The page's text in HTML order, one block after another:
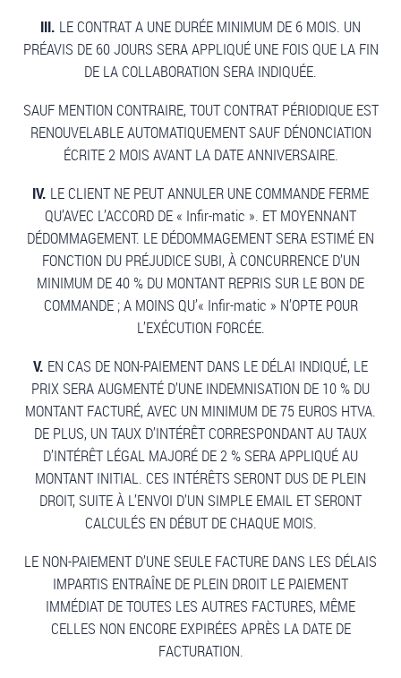
III. LE CONTRAT A UNE DURÉE MINIMUM DE 6 MOIS. UN
PRÉAVIS DE 60 JOURS SERA APPLIQUÉ UNE FOIS QUE LA FIN
DE LA COLLABORATION SERA INDIQUÉE.
SAUF MENTION CONTRAIRE, TOUT CONTRAT PÉRIODIQUE EST
RENOUVELABLE AUTOMATIQUEMENT SAUF DÉNONCIATION
ÉCRITE 2 MOIS AVANT LA DATE ANNIVERSAIRE.
IV. LE CLIENT NE PEUT ANNULER UNE COMMANDE FERME
QU’AVEC L’ACCORD DE « Infir-matic ». ET MOYENNANT
DÉDOMMAGEMENT. LE DÉDOMMAGEMENT SERA ESTIMÉ EN
FONCTION DU PRÉJUDICE SUBI, À CONCURRENCE D’UN
MINIMUM DE 40 % DU MONTANT REPRIS SUR LE BON DE
COMMANDE ; A MOINS QU’« Infir-matic » N’OPTE POUR
L’EXÉCUTION FORCÉE.
V. EN CAS DE NON-PAIEMENT DANS LE DÉLAI INDIQUÉ, LE
PRIX SERA AUGMENTÉ D’UNE INDEMNISATION DE 10 % DU
MONTANT FACTURÉ, AVEC UN MINIMUM DE 75 EUROS HTVA.
DE PLUS, UN TAUX D’INTÉRÊT CORRESPONDANT AU TAUX
D’INTÉRÊT LÉGAL MAJORÉ DE 2 % SERA APPLIQUÉ AU
MONTANT INITIAL. CES INTÉRÊTS SERONT DUS DE PLEIN
DROIT, SUITE À L’ENVOI D’UN SIMPLE EMAIL ET SERONT
CALCULÉS EN DÉBUT DE CHAQUE MOIS.
LE NON-PAIEMENT D’UNE SEULE FACTURE DANS LES DÉLAIS
IMPARTIS ENTRAÎNE DE PLEIN DROIT LE PAIEMENT
IMMÉDIAT DE TOUTES LES AUTRES FACTURES, MÊME
CELLES NON ENCORE EXPIRÉES APRÈS LA DATE DE
FACTURATION.